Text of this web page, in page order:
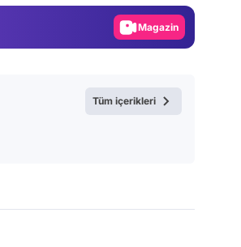
Magazin
Tüm içerikleri